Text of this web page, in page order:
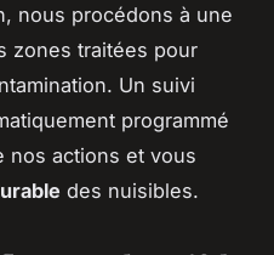
nous procédons à une
zones traitées pour
Un suivi
programmé
nos actions et vous
des nuisibles.